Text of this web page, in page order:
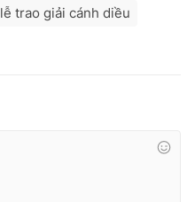
lễ trao giải cánh diều